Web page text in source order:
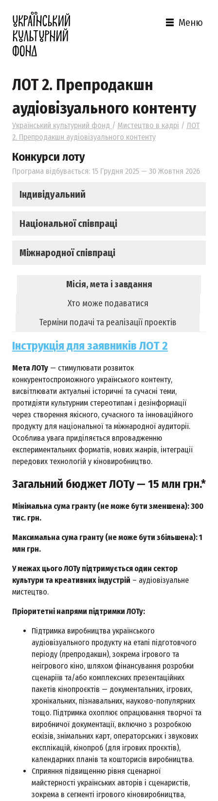
Меню
ЛОТ 2. Препродакшн
аудіовізуального контенту
Український культурний фонд / Мистецтво в кадрі / ЛОТ
2. Препродакшн аудіовізуального контенту
Місія, мета і завдання
Хто може подаватися
Терміни подачі та реалізації проектів
Інструкція для заявників ЛОТ 2
Мета ЛОТу — стимулювати розвиток
конкурентоспроможного українського контенту,
висвітлювати актуальні історичні та сучасні теми,
протидіяти культурним стереотипам і дезінформації
через створення якісного, сучасного та інноваційного
продукту для національної та міжнародної аудиторії.
Особлива увага приділяється впровадженню
експериментальних форматів, нових жанрів, інтеграції
передових технологій у кіновиробництво.
Загальний бюджет ЛОТу — 15 млн грн.*
Мінімальна сума гранту (не може бути зменшена): 300
тис. грн.
Максимальна сума гранту (не може бути збільшена): 1
млн грн.
У межах цього ЛОТу підтримується один сектор
культури та креативних індустрій – аудіовізуальне
мистецтво.
Пріоритетні напрями підтримки ЛОТу:
Підтримка виробництва українського
аудіовізуального продукту на етапі підготовчого
періоду (препродакшн), зокрема ігрового та
неігрового кіно, шляхом фінансування розробки
сценаріїв та/або комплексних презентаційних
пакетів кінопроєктів — документальних, ігрових,
хронікальних, пізнавальних, науково-популярних
тощо. Підтримка охоплює опрацювання творчої та
виробничої документації, включно з розробкою
ескізів, знімальних карт, операторських і звукових
експлікацій, кінопроб (для ігрових проєктів),
календарних планів та кошторисів виробництва.
Сприяння підвищенню рівня сценарної
майстерності українських авторів і сценаристів,
зокрема в сегменті ігрового кіновиробництва,
Конкурси лоту
Програма відбувається: 15 Грудня 2025 — 30 Жовтня 2026
Індивідуальний
Національної співпраці
Міжнародної співпраці